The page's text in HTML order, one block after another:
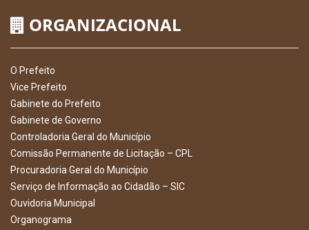
ORGANIZACIONAL
O Prefeito
Vice Prefeito
Gabinete do Prefeito
Gabinete de Governo
Controladoria Geral do Município
Comissão Permanente de Licitação – CPL
Procuradoria Geral do Município
Serviço de Informação ao Cidadão – SIC
Ouvidoria Municipal
Organograma